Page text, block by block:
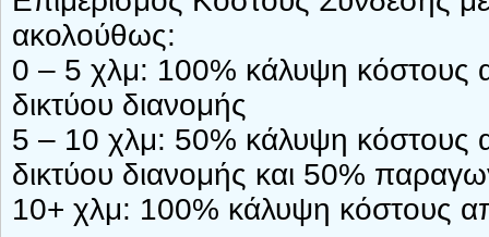
ακολούθως:
0 – 5 χλμ: 100% κάλυψη κόστους
δικτύου διανομής
5 – 10 χλμ: 50% κάλυψη κόστους
δικτύου διανομής και 50%
10+ χλμ: 100% κάλυψη κόστους